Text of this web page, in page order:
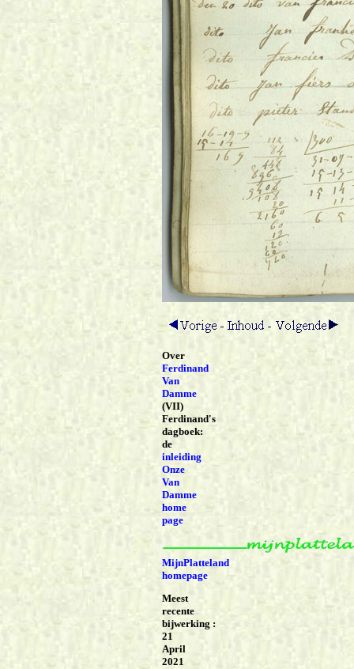
Over
Ferdinand
Van
Damme
(VII)
Ferdinand's
dagboek:
de
inleiding
Onze
Van
Damme
home
page
MijnPlatteland
homepage
Meest
recente
bijwerking :
21
April
2021